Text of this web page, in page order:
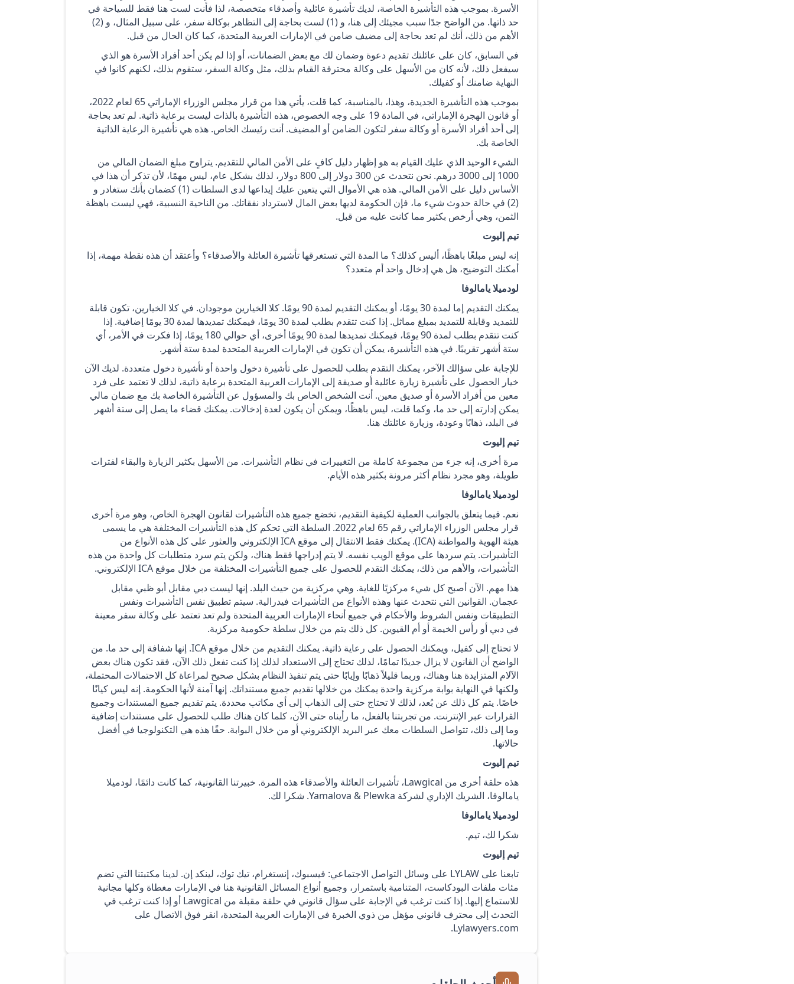
الأسرة. بموجب هذه التأشيرة الخاصة، لديك تأشيرة عائلية وأصدقاء متخصصة، لذا فأنت لست هنا فقط للسياحة في
حد ذاتها. من الواضح جدًا سبب مجيئك إلى هنا، و (1) لست بحاجة إلى التظاهر بوكالة سفر، على سبيل المثال، و (2)
الأهم من ذلك، أنك لم تعد بحاجة إلى مضيف ضامن في الإمارات العربية المتحدة، كما كان الحال من قبل.
في السابق، كان على عائلتك تقديم دعوة وضمان لك مع بعض الضمانات، أو إذا لم يكن أحد أفراد الأسرة هو الذي
سيفعل ذلك، لأنه كان من الأسهل على وكالة محترفة القيام بذلك، مثل وكالة السفر، ستقوم بذلك، لكنهم كانوا في
النهاية ضامنك أو كفيلك.
بموجب هذه التأشيرة الجديدة، وهذا، بالمناسبة، كما قلت، يأتي هذا من قرار مجلس الوزراء الإماراتي 65 لعام 2022،
أو قانون الهجرة الإماراتي، في المادة 19 على وجه الخصوص، هذه التأشيرة بالذات ليست برعاية ذاتية. لم تعد بحاجة
إلى أحد أفراد الأسرة أو وكالة سفر لتكون الضامن أو المضيف. أنت رئيسك الخاص. هذه هي تأشيرة الرعاية الذاتية
الخاصة بك.
الشيء الوحيد الذي عليك القيام به هو إظهار دليل كافٍ على الأمن المالي للتقديم. يتراوح مبلغ الضمان المالي من
1000 إلى 3000 درهم. نحن نتحدث عن 300 دولار إلى 800 دولار، لذلك بشكل عام، ليس مهمًا، لأن تذكر أن هذا في
الأساس دليل على الأمن المالي. هذه هي الأموال التي يتعين عليك إيداعها لدى السلطات (1) كضمان بأنك ستغادر و
(2) في حالة حدوث شيء ما، فإن الحكومة لديها بعض المال لاسترداد نفقاتك. من الناحية النسبية، فهي ليست باهظة
الثمن، وهي أرخص بكثير مما كانت عليه من قبل.
تيم إليوت
إنه ليس مبلغًا باهظًا، أليس كذلك؟ ما المدة التي تستغرقها تأشيرة العائلة والأصدقاء؟ وأعتقد أن هذه نقطة مهمة، إذا
أمكنك التوضيح، هل هي إدخال واحد أم متعدد؟
لودميلا يامالوفا
يمكنك التقديم إما لمدة 30 يومًا، أو يمكنك التقديم لمدة 90 يومًا. كلا الخيارين موجودان. في كلا الخيارين، تكون قابلة
للتمديد وقابلة للتمديد بمبلغ مماثل. إذا كنت تتقدم بطلب لمدة 30 يومًا، فيمكنك تمديدها لمدة 30 يومًا إضافية. إذا
كنت تتقدم بطلب لمدة 90 يومًا، فيمكنك تمديدها لمدة 90 يومًا أخرى، أي حوالي 180 يومًا، إذا فكرت في الأمر، أي
ستة أشهر تقريبًا. في هذه التأشيرة، يمكن أن تكون في الإمارات العربية المتحدة لمدة ستة أشهر.
للإجابة على سؤالك الآخر، يمكنك التقدم بطلب للحصول على تأشيرة دخول واحدة أو تأشيرة دخول متعددة. لديك الآن
خيار الحصول على تأشيرة زيارة عائلية أو صديقة إلى الإمارات العربية المتحدة برعاية ذاتية، لذلك لا تعتمد على فرد
معين من أفراد الأسرة أو صديق معين. أنت الشخص الخاص بك والمسؤول عن التأشيرة الخاصة بك مع ضمان مالي
يمكن إدارته إلى حد ما، وكما قلت، ليس باهظًا، ويمكن أن يكون لعدة إدخالات. يمكنك قضاء ما يصل إلى ستة أشهر
في البلد، ذهابًا وعودة، وزيارة عائلتك هنا.
تيم إليوت
مرة أخرى، إنه جزء من مجموعة كاملة من التغييرات في نظام التأشيرات. من الأسهل بكثير الزيارة والبقاء لفترات
طويلة، وهو مجرد نظام أكثر مرونة بكثير هذه الأيام.
لودميلا يامالوفا
نعم. فيما يتعلق بالجوانب العملية لكيفية التقديم، تخضع جميع هذه التأشيرات لقانون الهجرة الخاص، وهو مرة أخرى
قرار مجلس الوزراء الإماراتي رقم 65 لعام 2022. السلطة التي تحكم كل هذه التأشيرات المختلفة هي ما يسمى
هيئة الهوية والمواطنة (ICA). يمكنك فقط الانتقال إلى موقع ICA الإلكتروني والعثور على كل هذه الأنواع من
التأشيرات. يتم سردها على موقع الويب نفسه. لا يتم إدراجها فقط هناك، ولكن يتم سرد متطلبات كل واحدة من هذه
التأشيرات، والأهم من ذلك، يمكنك التقدم للحصول على جميع التأشيرات المختلفة من خلال موقع ICA الإلكتروني.
هذا مهم. الآن أصبح كل شيء مركزيًا للغاية. وهي مركزية من حيث البلد. إنها ليست دبي مقابل أبو ظبي مقابل
عجمان. القوانين التي نتحدث عنها وهذه الأنواع من التأشيرات فيدرالية. سيتم تطبيق نفس التأشيرات ونفس
التطبيقات ونفس الشروط والأحكام في جميع أنحاء الإمارات العربية المتحدة ولم تعد تعتمد على وكالة سفر معينة
في دبي أو رأس الخيمة أو أم القيوين. كل ذلك يتم من خلال سلطة حكومية مركزية.
لا تحتاج إلى كفيل، ويمكنك الحصول على رعاية ذاتية. يمكنك التقديم من خلال موقع ICA. إنها شفافة إلى حد ما. من
الواضح أن القانون لا يزال جديدًا تمامًا، لذلك تحتاج إلى الاستعداد لذلك إذا كنت تفعل ذلك الآن، فقد تكون هناك بعض
الآلام المتزايدة هنا وهناك، وربما قليلاً ذهابًا وإيابًا حتى يتم تنفيذ النظام بشكل صحيح لمراعاة كل الاحتمالات المحتملة،
ولكنها في النهاية بوابة مركزية واحدة يمكنك من خلالها تقديم جميع مستنداتك. إنها آمنة لأنها الحكومة. إنه ليس كيانًا
خاصًا. يتم كل ذلك عن بُعد، لذلك لا تحتاج حتى إلى الذهاب إلى أي مكاتب محددة. يتم تقديم جميع المستندات وجميع
القرارات عبر الإنترنت. من تجربتنا بالفعل، ما رأيناه حتى الآن، كلما كان هناك طلب للحصول على مستندات إضافية
وما إلى ذلك، تتواصل السلطات معك عبر البريد الإلكتروني أو من خلال البوابة. حقًا هذه هي التكنولوجيا في أفضل
حالاتها.
تيم إليوت
هذه حلقة أخرى من Lawgical، تأشيرات العائلة والأصدقاء هذه المرة. خبيرتنا القانونية، كما كانت دائمًا، لودميلا
يامالوفا، الشريك الإداري لشركة Yamalova & Plewka. شكرا لك.
لودميلا يامالوفا
شكرا لك، تيم.
تيم إليوت
تابعنا على LYLAW على وسائل التواصل الاجتماعي: فيسبوك، إنستغرام، تيك توك، لينكد إن. لدينا مكتبتنا التي تضم
مئات ملفات البودكاست، المتنامية باستمرار، وجميع أنواع المسائل القانونية هنا في الإمارات مغطاة وكلها مجانية
للاستماع إليها. إذا كنت ترغب في الإجابة على سؤال قانوني في حلقة مقبلة من Lawgical أو إذا كنت ترغب في
التحدث إلى محترف قانوني مؤهل من ذوي الخبرة في الإمارات العربية المتحدة، انقر فوق الاتصال على
Lylawyers.com
.